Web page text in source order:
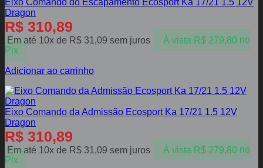
Dragon
R$ 310,89
Em até 10x de R$ 31,09 sem juros À vista R$279,80 no
Pix
Adicionar ao carrinho
Eixo Comando da Admissão Ecosport Ka 17/21 1.5 12V
Dragon
R$ 310,89
Em até 10x de R$ 31,09 sem juros À vista R$279,80 no
Pix